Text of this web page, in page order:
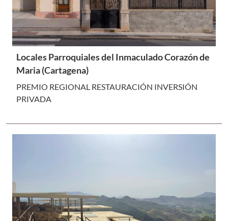
Locales Parroquiales del Inmaculado Corazón de
Maria (Cartagena)
PREMIO REGIONAL RESTAURACIÓN INVERSIÓN
PRIVADA